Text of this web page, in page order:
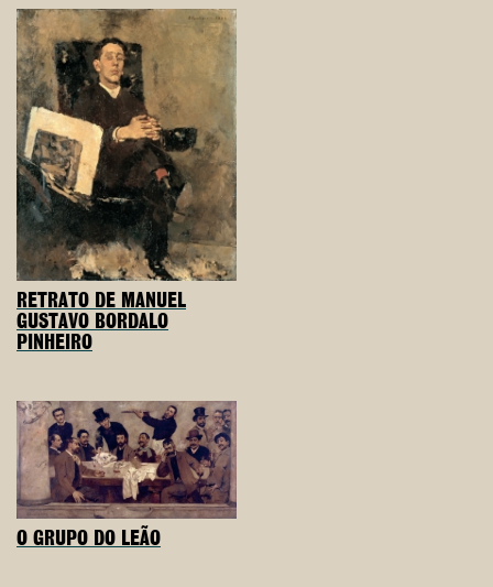
RETRATO DE MANUEL
GUSTAVO BORDALO
PINHEIRO
O GRUPO DO LEÃO